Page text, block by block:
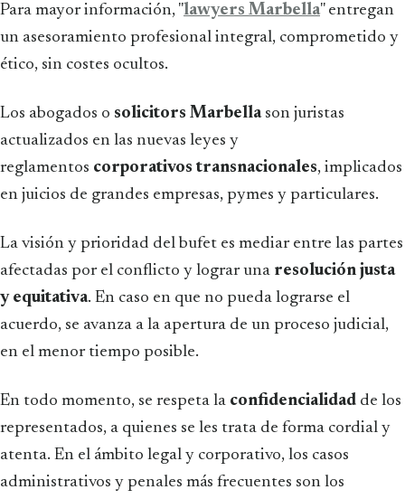
Para mayor información, "lawyers Marbella" entregan
un asesoramiento profesional integral, comprometido y
ético, sin costes ocultos.
Los abogados o solicitors Marbellason juristas
actualizados en las nuevas leyes y
reglamentos corporativos transnacionales, implicados
en juicios de grandes empresas, pymes y particulares.
La visión y prioridad del bufet es mediar entre las partes
afectadas por el conflicto y lograr una resolución justa
y equitativa. En caso en que no pueda lograrse el
acuerdo, se avanza a la apertura de un proceso judicial,
en el menor tiempo posible.
En todo momento, se respeta la confidencialidad de los
representados, a quienes se les trata de forma cordial y
atenta. En el ámbito legal y corporativo, los casos
administrativos y penales más frecuentes son los